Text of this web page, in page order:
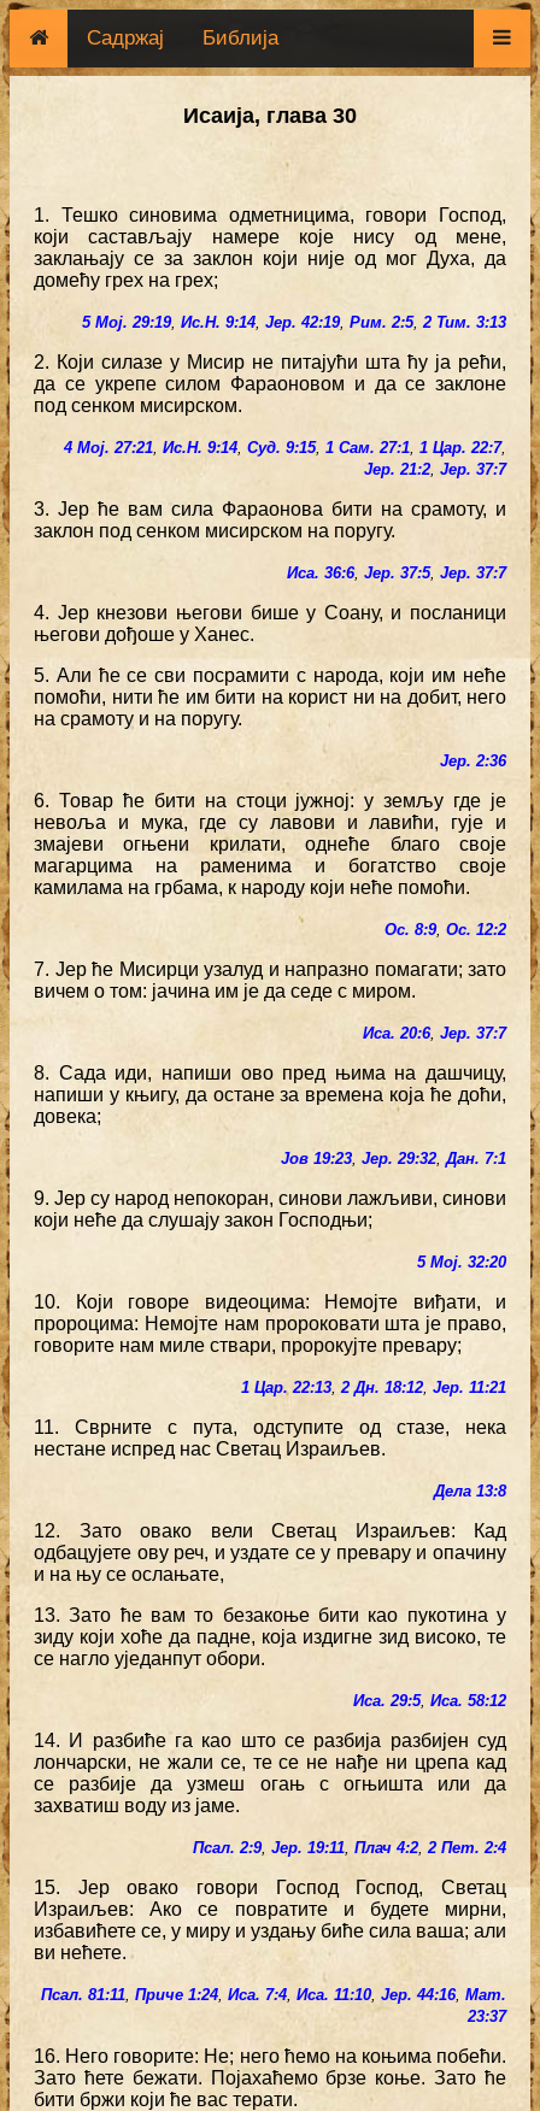
Садржај Библија
Исаија, глава 30
1. Тешко синовима одметницима, говори Господ,
који састављају намере које нису од мене,
заклањају се за заклон који није од мог Духа, да
домећу грех на грех;
5 Мој. 29:19, Ис.Н. 9:14, Јер. 42:19, Рим. 2:5,2 Тим. 3:13
2. Који силазе у Мисир не питајући шта ћу ја рећи,
да се укрепе силом Фараоновом и да се заклоне
под сенком мисирском.
4 Мој. 27:21, Ис.Н. 9:14, Суд. 9:15, 1 Сам. 27:1, 1 Цар. 22:7,
Јер. 21:2, Јер. 37:7
3. Јер ће вам сила Фараонова бити на срамоту, и
заклон под сенком мисирском на поругу.
Иса. 36:6, Јер. 37:5, Јер. 37:7
4. Јер кнезови његови бише у Соану, и посланици
његови дођоше у Ханес.
5. Али ће се сви посрамити с народа, који им неће
помоћи, нити ће им бити на корист ни на добит, него
на срамоту и на поругу.
Јер. 2:36
6. Товар ће бити на стоци јужној: у земљу где је
невоља и мука, где су лавови и лавићи, гује и
змајеви огњени крилати, однеће благо своје
магарцима на раменима и богатство своје
камилама на грбама, к народу који неће помоћи.
Ос. 8:9, Ос. 12:2
7. Јер ће Мисирци узалуд и напразно помагати; зато
вичем о том: јачина им је да седе с миром.
Иса. 20:6, Јер. 37:7
8. Сада иди, напиши ово пред њима на дашчицу,
напиши у књигу, да остане за времена која ће доћи,
довека;
Јов 19:23, Јер. 29:32,Дан. 7:1
9. Јер су народ непокоран, синови лажљиви, синови
који неће да слушају закон Господњи;
5 Мој. 32:20
10. Који говоре видеоцима: Немојте виђати, и
пророцима: Немојте нам пророковати шта је право,
говорите нам миле ствари, пророкујте превару;
1 Цар. 22:13,2 Дн. 18:12, Јер. 11:21
11. Сврните с пута, одступите од стазе, нека
нестане испред нас Светац Израиљев.
Дела 13:8
12. Зато овако вели Светац Израиљев: Кад
одбацујете ову реч, и уздате се у превару и опачину
и на њу се ослањате,
13. Зато ће вам то безакоње бити као пукотина у
зиду који хоће да падне, која издигне зид високо, те
се нагло уједанпут обори.
Иса. 29:5, Иса. 58:12
14. И разбиће га као што се разбија разбијен суд
лончарски, не жали се, те се не нађе ни црепа кад
се разбије да узмеш огањ с огњишта или да
захватиш воду из јаме.
Псал. 2:9, Јер. 19:11, Плач 4:2,2 Пет. 2:4
15. Јер овако говори Господ Господ, Светац
Израиљев: Ако се повратите и будете мирни,
избавићете се, у миру и уздању биће сила ваша; али
ви нећете.
Псал. 81:11, Приче 1:24, Иса. 7:4, Иса. 11:10, Јер. 44:16, Мат.
23:37
16. Него говорите: Не; него ћемо на коњима побећи.
Зато ћете бежати. Појахаћемо брзе коње. Зато ће
бити бржи који ће вас терати.